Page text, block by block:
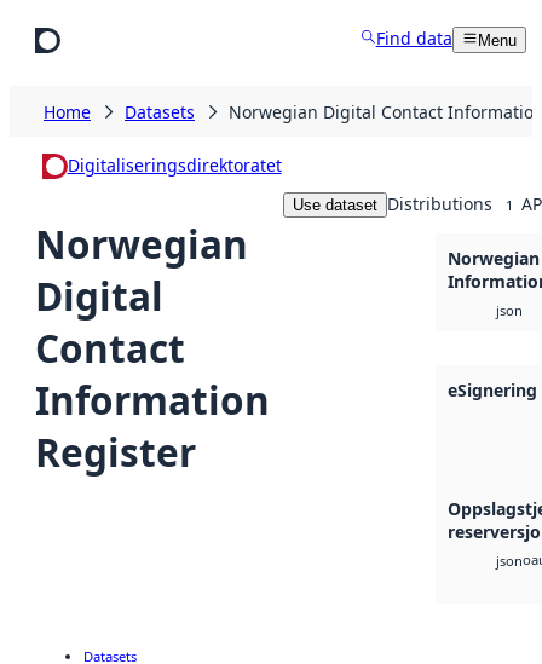
Find data Menu
Home Datasets Norwegian Digital Contact
Digitaliseringsdirektoratet
Norwegian
Digital
Contact
Information
Register
Use dataset Distributions 1
json
eSignering
json
Datasets